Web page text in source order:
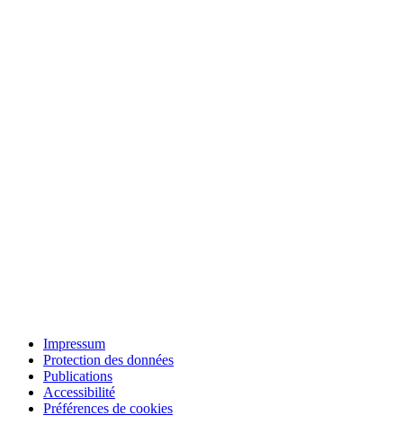
Impressum
Protection des données
Publications
Accessibilité
Préférences de cookies